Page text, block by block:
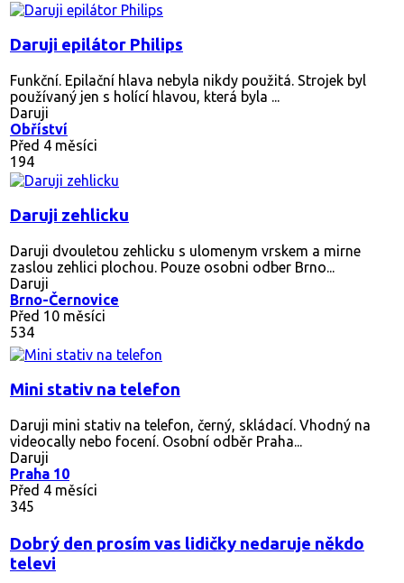
Daruji epilátor Philips
Funkční. Epilační hlava nebyla nikdy použitá. Strojek byl
používaný jen s holící hlavou, která byla ...
Daruji
Obříství
Před 4 měsíci
194
Daruji zehlicku
Daruji dvouletou zehlicku s ulomenym vrskem a mirne
zaslou zehlici plochou. Pouze osobni odber Brno...
Daruji
Brno-Černovice
Před 10 měsíci
534
Mini stativ na telefon
Daruji mini stativ na telefon, černý, skládací. Vhodný na
videocally nebo focení. Osobní odběr Praha...
Daruji
Praha 10
Před 4 měsíci
345
Dobrý den prosím vas lidičky nedaruje někdo
televi